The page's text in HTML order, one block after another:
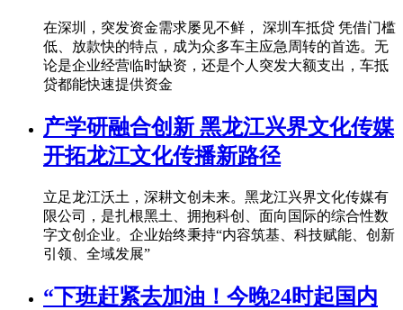
在深圳，突发资金需求屡见不鲜， 深圳车抵贷 凭借门槛
低、放款快的特点，成为众多车主应急周转的首选。无
论是企业经营临时缺资，还是个人突发大额支出，车抵
贷都能快速提供资金
产学研融合创新 黑龙江兴界文化传媒
开拓龙江文化传播新路径
立足龙江沃土，深耕文创未来。黑龙江兴界文化传媒有
限公司，是扎根黑土、拥抱科创、面向国际的综合性数
字文创企业。企业始终秉持“内容筑基、科技赋能、创新
引领、全域发展”
“下班赶紧去加油！今晚24时起国内